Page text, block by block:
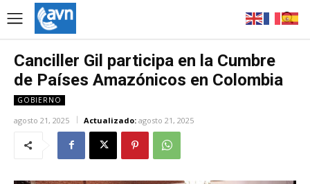
Canciller Gil participa en la Cumbre
de Países Amazónicos en Colombia
GOBIERNO
agosto 21, 2025 Actualizado: agosto 21, 2025